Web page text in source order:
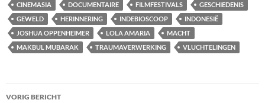
CINEMASIA DOCUMENTAIRE FILMFESTIVALS
GESCHIEDENIS
GEWELD
HERINNERING INDEBIOSCOOP
INDONESIË
JOSHUA OPPENHEIMER
LOLA AMARIA
MACHT
MAKBUL MUBARAK
TRAUMAVERWERKING VLUCHTELINGEN
Bericht
VORIG BERICHT